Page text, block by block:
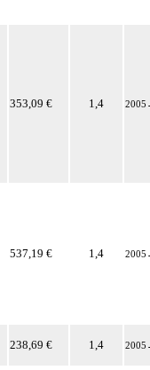
353,09 € 1,4 2005
537,19 € 1,4 2005
238,69 € 1,4 2005